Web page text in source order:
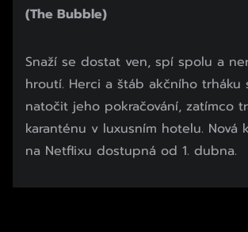
(The Bubble)
Snaží se dostat ven, spí spolu a
hroutí. Herci a štáb akčního trháku
natočit jeho pokračování, zatímco
karanténu v luxusním hotelu. Nová
na Netflixu dostupná od 1. dubna.